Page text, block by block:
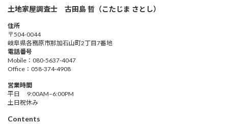
土地家屋調査士 古田島 哲（こたじま さとし）
住所
〒504-0044
岐阜県各務原市那加石山町2丁目7番地
電話番号
Mobile：080-5637-4047
Office：058-374-4908
営業時間
平日 9:00AM–6:00PM
土日祝休み
Contents